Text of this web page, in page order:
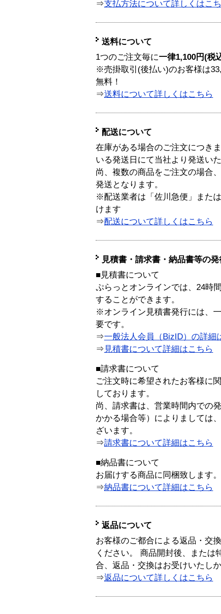
⇒支払方法について詳しくはこ
送料について
1つのご注文毎に一律1,100円(税
※売掛取引(後払い)のお客様は
無料！
⇒送料について詳しくはこちら
配送について
在庫がある場合のご注文につき
いる発送日にて当社より発送い
尚、複数の商品をご注文の場合
発送となります。
※配送業者は「佐川急便」また
けます
⇒配送について詳しくはこちら
見積書・請求書・納品書等の
■見積書について
ぷらっとオンラインでは、24時
することができます。
※オンライン見積書発行には、
要です。
⇒一般法人会員（BizID）の詳細
⇒ 見積書について詳細はこちら
■請求書について
ご注文時に希望されたお客様に
しております。
尚、請求書は、営業時間内での
かかる場合等）によりましては
ざいます。
⇒請求書について詳細はこちら
■納品書について
お届けする商品に同梱致します。
⇒納品書について詳細はこちら
返品について
お客様のご都合による返品・交
ください。 商品開封後、または
合、返品・交換はお受けいたし
⇒返品について詳しくはこちら